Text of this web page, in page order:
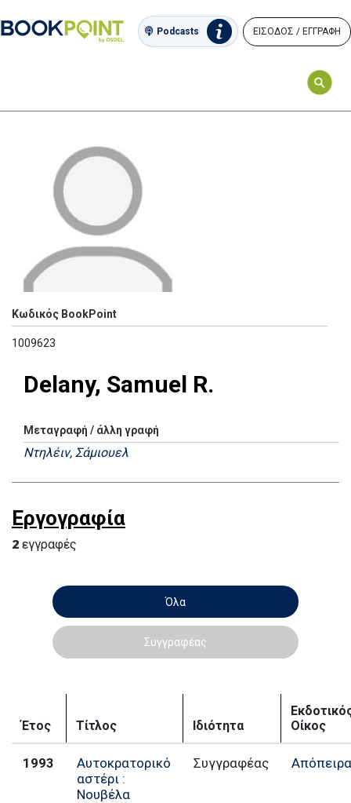
Podcasts ΕΙΣΟΔΟΣ / ΕΓΓΡΑΦΗ
Κωδικός BookPoint
1009623
Delany, Samuel R.
Μεταγραφή / άλλη γραφή
Ντηλέιν, Σάμιουελ
Εργογραφία
2 εγγραφές
Όλα
Συγγραφέας
Έτος Τίτλος Ιδιότητα
Οίκος
1993
Αυτοκρατορικό
αστέρι :
Νουβέλα
Συγγραφέας